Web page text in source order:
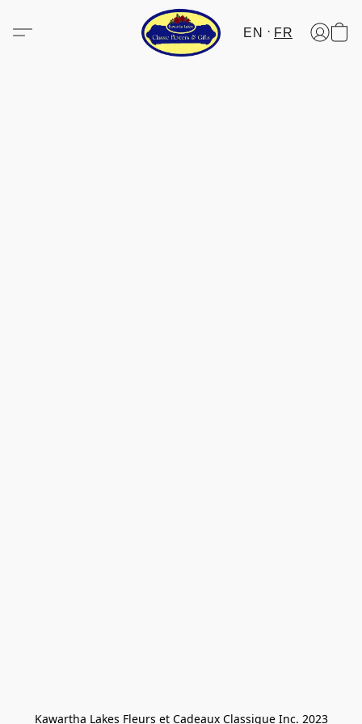
EN FR
Kawartha Lakes Fleurs et Cadeaux Classique Inc. 2023